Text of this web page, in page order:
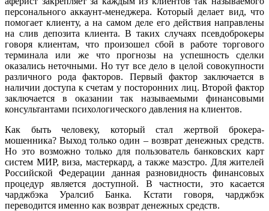
персонального аккаунт-менеджера. Который делает вид, что
помогает клиенту, а на самом деле его действия направлены
на слив депозита клиента. В таких случаях псевдоброкеры
говоря клиентам, что произошел сбой в работе торгового
терминала или же что прогнозы на успешность сделки
оказались неточными. Но тут все дело в целой совокупности
различного рода факторов. Первый фактор заключается в
наличии доступа к счетам у посторонних лиц. Второй фактор
заключается в оказании так называемыми финансовыми
консультантами психологического давления на клиентов.
Как быть человеку, который стал жертвой брокера-
мошенника? Выход только один – возврат денежных средств.
Но это возможно только для пользователь банковских карт
систем МИР, виза, мастеркард, а также маэстро. Для жителей
Российской Федерации данная разновидность финансовых
процедур является доступной. В частности, это касается
чарджбэка Уралсиб Банка. Кстати говоря, чарджбэк
переводится именно как возврат денежных средств.